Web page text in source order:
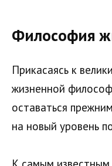
Философия
Прикасаясь к
жизненной
оставаться
на новый уровень